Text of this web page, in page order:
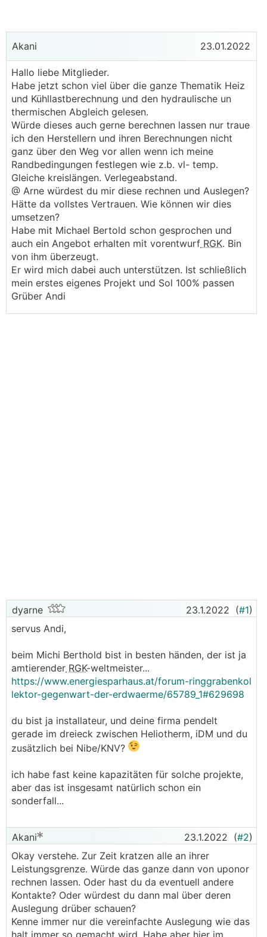
Akani 23.01.2022
Hallo liebe Mitglieder.
Habe jetzt schon viel über die ganze Thematik Heiz
und Kühllastberechnung und den hydraulische un
thermischen Abgleich gelesen.
Würde dieses auch gerne berechnen lassen nur traue
ich den Herstellern und ihren Berechnungen nicht
ganz über den Weg vor allen wenn ich meine
Randbedingungen festlegen wie z.b. vl- temp.
Gleiche kreislängen. Verlegeabstand.
@ Arne würdest du mir diese rechnen und Auslegen?
Hätte da vollstes Vertrauen. Wie können wir dies
umsetzen?
Habe mit Michael Bertold schon gesprochen und
auch ein Angebot erhalten mit vorentwurf RGK. Bin
von ihm überzeugt.
Er wird mich dabei auch unterstützen. Ist schließlich
mein erstes eigenes Projekt und Sol 100% passen
Grüber Andi
dyarne 23.1.2022 (#1)
servus Andi,
beim Michi Berthold bist in besten händen, der ist ja
amtierender RGK-weltmeister...
https://www.energiesparhaus.at/forum-ringgrabenkol
lektor-gegenwart-der-erdwaerme/65789_1#629698
du bist ja installateur, und deine firma pendelt
gerade im dreieck zwischen Heliotherm, iDM und du
zusätzlich bei Nibe/KNV?
ich habe fast keine kapazitäten für solche projekte,
aber das ist insgesamt natürlich schon ein
sonderfall...
Akani 23.1.2022 (#2)
Okay verstehe. Zur Zeit kratzen alle an ihrer
Leistungsgrenze. Würde das ganze dann von uponor
rechnen lassen. Oder hast du da eventuell andere
Kontakte? Oder würdest du dann mal über deren
Auslegung drüber schauen?
Kenne immer nur die vereinfachte Auslegung wie das
halt immer so gemacht wird. Habe aber hier im